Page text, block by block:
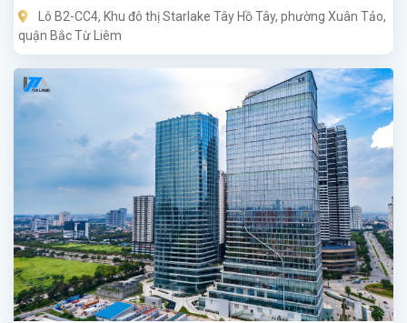
Lô B2-CC4, Khu đô thị Starlake Tây Hồ Tây, phường Xuân Tảo,
quận Bắc Từ Liêm